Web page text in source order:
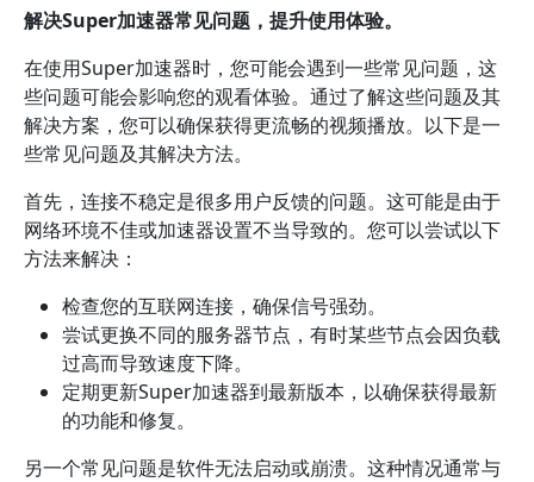
解决Super加速器常见问题，提升使用体验。
在使用Super加速器时，您可能会遇到一些常见问题，这
些问题可能会影响您的观看体验。通过了解这些问题及其
解决方案，您可以确保获得更流畅的视频播放。以下是一
些常见问题及其解决方法。
首先，连接不稳定是很多用户反馈的问题。这可能是由于
网络环境不佳或加速器设置不当导致的。您可以尝试以下
方法来解决：
检查您的互联网连接，确保信号强劲。
尝试更换不同的服务器节点，有时某些节点会因负载
过高而导致速度下降。
定期更新Super加速器到最新版本，以确保获得最新
的功能和修复。
另一个常见问题是软件无法启动或崩溃。这种情况通常与